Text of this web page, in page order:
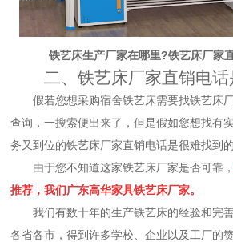
铁艺床生产厂家在哪里?铁艺床厂家
二、铁艺床厂家直销电话
假若您想采购宿舍铁艺床需要找铁艺床厂
查询，一搜索便出来了，但是假如您想找有
务又到位的铁艺床厂家直销电话是很难找到的
由于您不知道这家铁艺床厂家是否可靠，
推荐，我们广东高华家具铁艺床厂家。
我们有数十年的生产铁艺床的经验和完
各省各市，得到许多学校、企业以及工厂的